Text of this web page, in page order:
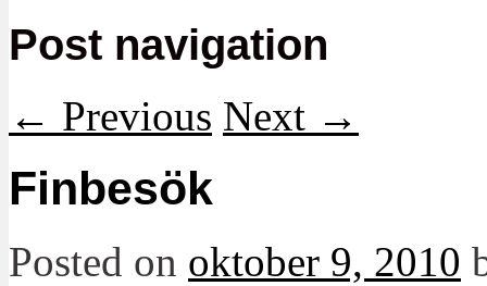
Post navigation
← Previous Next →
Finbesök
Posted on oktober 9, 2010